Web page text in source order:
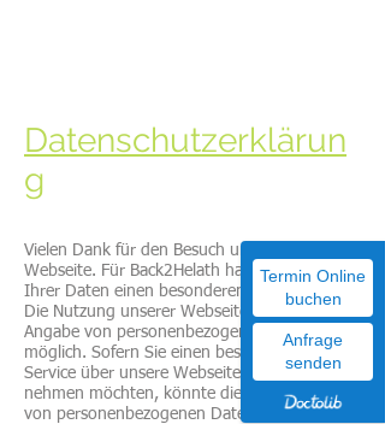
Datenschutzerklärun
g
Vielen Dank für den Besuch unserer
Webseite. Für Back2Helath hat der Schutz
Ihrer Daten einen besonderen Stellenwert.
Die Nutzung unserer Webseite ist ohne jede
Angabe von personenbezogenen Daten
möglich. Sofern Sie einen besonderen
Service über unsere Webseite in Anspruch
nehmen möchten, könnte die Verarbeitung
von personenbezogenen Daten erforderlich
Termin Online
buchen
Anfrage
senden